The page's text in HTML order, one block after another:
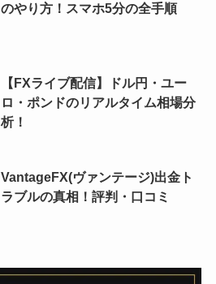
のやり方！スマホ5分の全手順
【FXライブ配信】ドル円・ユー
ロ・ポンドのリアルタイム相場分
析！
VantageFX(ヴァンテージ)出金ト
ラブルの真相！評判・口コミ